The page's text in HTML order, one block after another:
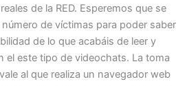
de la RED. Esperemos que se
de víctimas para poder saber
de lo que acabáis de leer y
el este tipo de videochats. La toma
al que realiza un navegador web